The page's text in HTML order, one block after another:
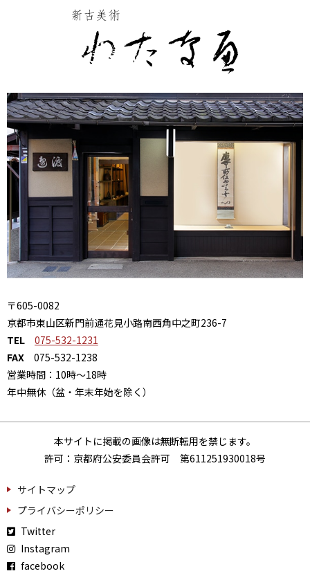
〒605-0082
京都市東山区新門前通花見小路南西角中之町236-7
TEL
075-532-1231
FAX075-532-1238
営業時間：10時～18時
年中無休（盆・年末年始を除く）
本サイトに掲載の画像は無断転用を禁じます。
許可：京都府公安委員会許可 第611251930018号
サイトマップ
プライバシーポリシー
Twitter
Instagram
facebook